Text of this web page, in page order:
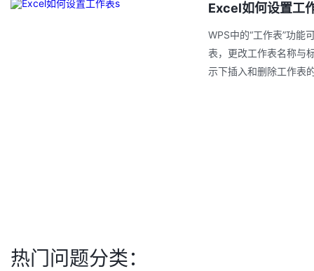
Excel如何设置工
WPS中的“工作表”功能
表，更改工作表名称与
示下插入和删除工作表
热门问题分类：